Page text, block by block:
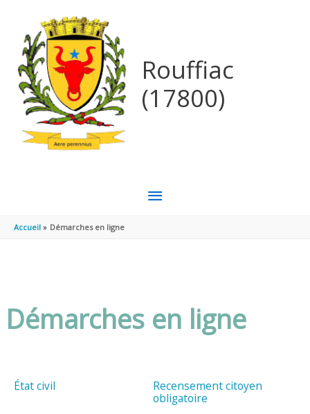
Rouffiac
(17800)
MENU
Accueil Démarches en ligne
Démarches en ligne
État civil
Recensement citoyen
obligatoire